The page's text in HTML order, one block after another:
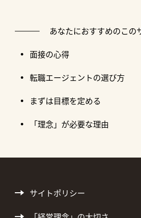
あなたにおすすめのこの
面接の心得
転職エージェントの選び方
まずは目標を定める
「理念」が必要な理由
サイトポリシー